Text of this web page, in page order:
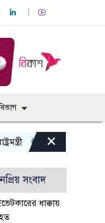
তিন দিনের মধ্যে গ্যাস
×
সংবাদ
ধাক্কায়